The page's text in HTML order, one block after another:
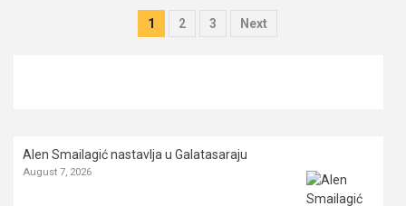
Posts
1 2 3 Next
Alen Smailagić nastavlja u Galatasaraju
August 7, 2026